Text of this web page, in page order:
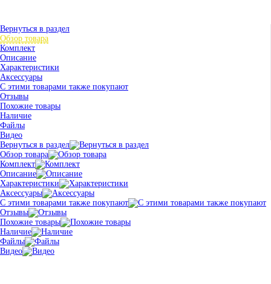
Вернуться в раздел
Обзор товара
Комплект
Описание
Характеристики
Аксессуары
С этими товарами также покупают
Отзывы
Похожие товары
Наличие
Файлы
Видео
Вернуться в раздел
Обзор товара
Комплект
Описание
Характеристики
Аксессуары
С этими товарами также покупают
Отзывы
Похожие товары
Наличие
Файлы
Видео